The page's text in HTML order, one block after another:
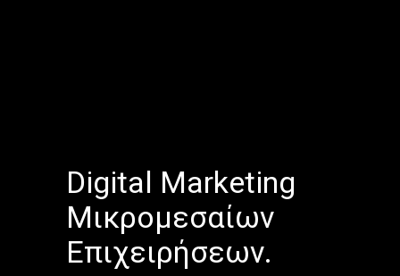
Digital Marketing
Μικρομεσαίων
Επιχειρήσεων.